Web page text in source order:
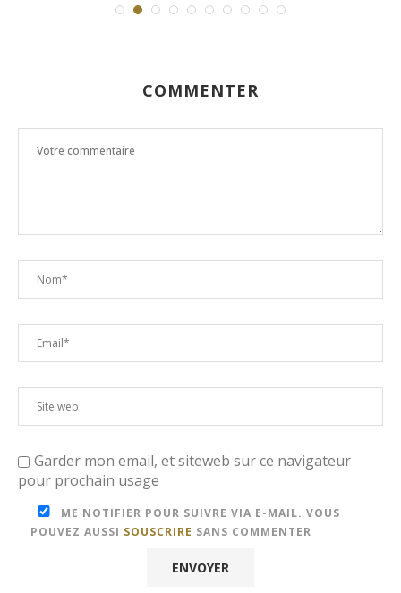
COMMENTER
Garder mon email, et siteweb sur ce navigateur
pour prochain usage
ME NOTIFIER POUR SUIVRE VIA E-MAIL. VOUS
POUVEZ AUSSI SOUSCRIRE SANS COMMENTER